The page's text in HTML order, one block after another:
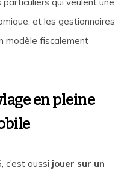
qui veulent une
et les gestionnaires
modèle fiscalement
en pleine
c’est aussi jouer sur un